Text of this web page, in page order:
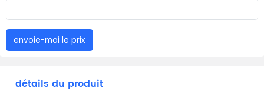
envoie-moi le prix
détails du produit